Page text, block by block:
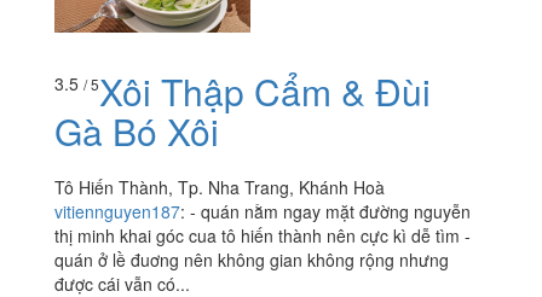
3.5 / 5Xôi Thập Cẩm & Đùi
Gà Bó Xôi
Tô Hiến Thành, Tp. Nha Trang, Khánh Hoà
vitiennguyen187: - quán nằm ngay mặt đường nguyễn
thị minh khai góc cua tô hiến thành nên cực kì dễ tìm -
quán ở lề đuơng nên không gian không rộng nhưng
được cái vẫn có...